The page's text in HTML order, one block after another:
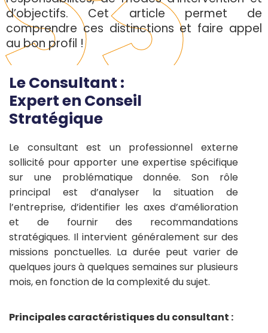
d’objectifs. Cet article permet de
comprendre ces distinctions et faire appel
au bon profil !
Le Consultant :
Expert en Conseil
Stratégique
Le consultant est un professionnel externe
sollicité pour apporter une expertise spécifique
sur une problématique donnée. Son rôle
principal est d’analyser la situation de
l’entreprise, d’identifier les axes d’amélioration
et de fournir des recommandations
stratégiques. Il intervient généralement sur des
missions ponctuelles. La durée peut varier de
quelques jours à quelques semaines sur plusieurs
mois, en fonction de la complexité du sujet.
Principales caractéristiques du consultant :